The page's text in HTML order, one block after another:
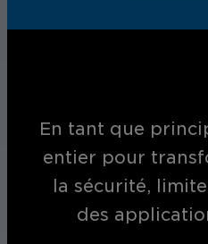
En tant que
entier pour
la sécurité,
des